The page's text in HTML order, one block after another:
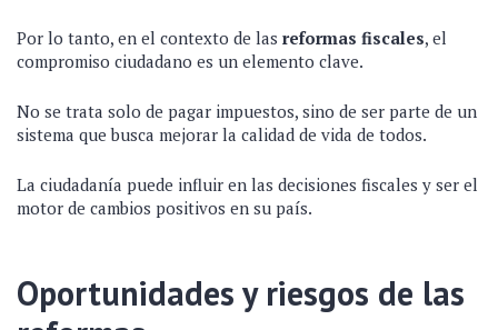
Por lo tanto, en el contexto de las reformas fiscales, el
compromiso ciudadano es un elemento clave.
No se trata solo de pagar impuestos, sino de ser parte de un
sistema que busca mejorar la calidad de vida de todos.
La ciudadanía puede influir en las decisiones fiscales y ser el
motor de cambios positivos en su país.
Oportunidades y riesgos de las